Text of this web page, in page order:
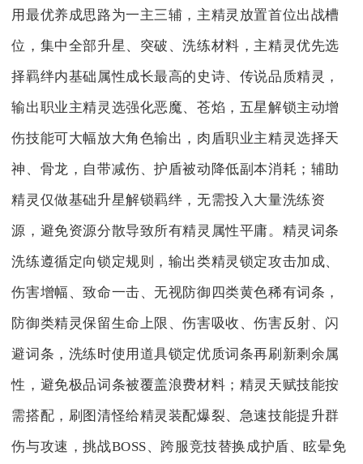
用最优养成思路为一主三辅，主精灵放置首位出战槽
位，集中全部升星、突破、洗练材料，主精灵优先选
择羁绊内基础属性成长最高的史诗、传说品质精灵，
输出职业主精灵选强化恶魔、苍焰，五星解锁主动增
伤技能可大幅放大角色输出，肉盾职业主精灵选择天
神、骨龙，自带减伤、护盾被动降低副本消耗；辅助
精灵仅做基础升星解锁羁绊，无需投入大量洗练资
源，避免资源分散导致所有精灵属性平庸。精灵词条
洗练遵循定向锁定规则，输出类精灵锁定攻击加成、
伤害增幅、致命一击、无视防御四类黄色稀有词条，
防御类精灵保留生命上限、伤害吸收、伤害反射、闪
避词条，洗练时使用道具锁定优质词条再刷新剩余属
性，避免极品词条被覆盖浪费材料；精灵天赋技能按
需搭配，刷图清怪给精灵装配爆裂、急速技能提升群
伤与攻速，挑战BOSS、跨服竞技替换成护盾、眩晕免